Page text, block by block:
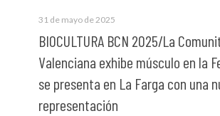
31 de mayo de 2025
BIOCULTURA BCN 2025/La
Valenciana exhibe músculo en la
se presenta en La Farga con una
representación